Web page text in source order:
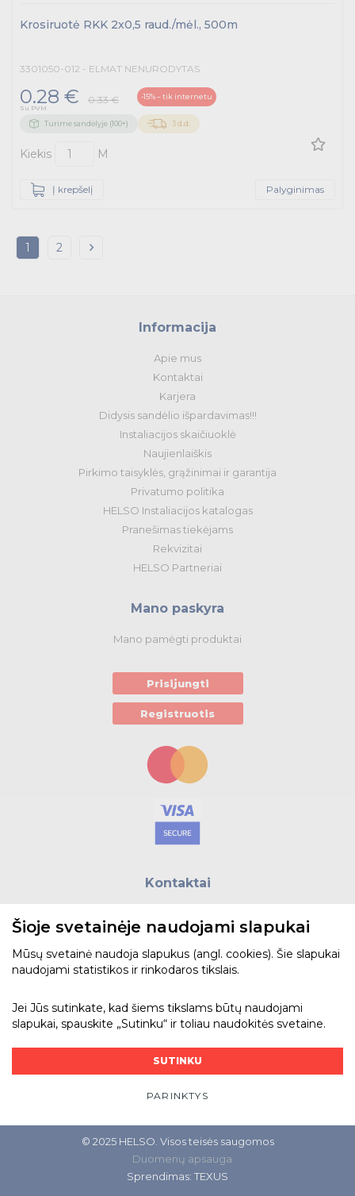
Krosiruotė RKK 2x0,5 raud./mėl., 500m
3301050-012 - ELMAT NENURODYTAS
0.28 € 0.33 € -15% – tik internetu
Su PVM
Turime sandėlyje (100+) 3 d.d.
Kiekis M
Į krepšelį Palyginimas
1 2
Informacija
Apie mus
Kontaktai
Karjera
Didysis sandėlio išpardavimas!!!
Instaliacijos skaičiuoklė
Naujienlaiškis
Pirkimo taisyklės, grąžinimai ir garantija
Privatumo politika
HELSO Instaliacijos katalogas
Pranešimas tiekėjams
Rekvizitai
HELSO Partneriai
Mano paskyra
Mano pamėgti produktai
Prisijungti
Registruotis
Kontaktai
Telefonas:+370 5 215 0070
Adresas: Vilkpėdės g. 4, LT-03151, Vilnius
Bendraukime
© 2025 HELSO. Visos teisės saugomos
Duomenų apsauga
Sprendimas: TEXUS
Šioje svetainėje naudojami slapukai
Mūsų svetainė naudoja slapukus (angl. cookies). Šie slapukai
naudojami statistikos ir rinkodaros tikslais.
Jei Jūs sutinkate, kad šiems tikslams būtų naudojami
slapukai, spauskite „Sutinku“ ir toliau naudokitės svetaine.
SUTINKU
PARINKTYS